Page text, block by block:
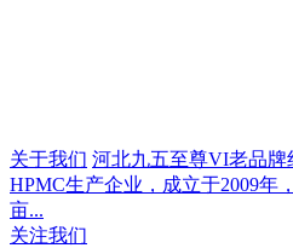
关于我们 河北九五至尊VI老品牌
HPMC生产企业，成立于2009年
亩...
关注我们